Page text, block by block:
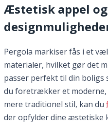
Æstetisk appel og
Pergola markiser fås i et
materialer, hvilket gør det
passer perfekt til din boligs
du foretrækker et
mere traditionel stil, kan du
der opfylder dine æstetiske